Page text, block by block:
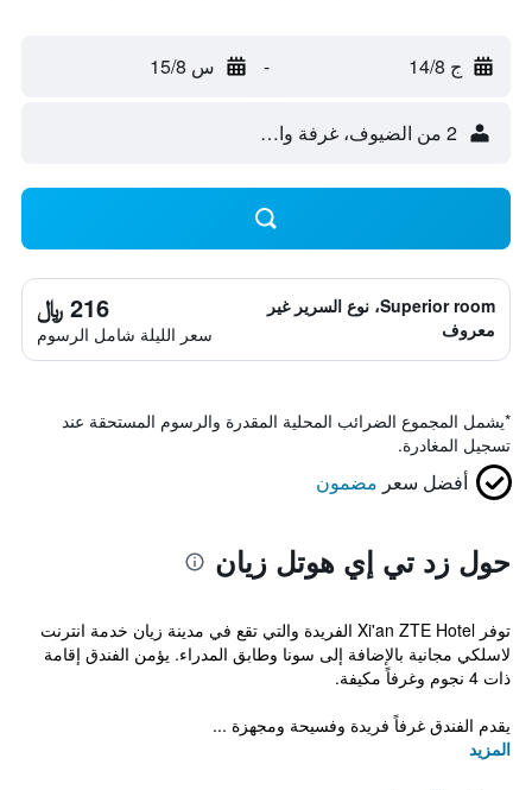
ج 14/8 - س 15/8
2 من الضيوف، غرفة واحدة
Superior room، نوع السرير غير
معروف
216 ﷼
سعر الليلة شامل الرسوم
*يشمل المجموع الضرائب المحلية المقدرة والرسوم المستحقة عند
تسجيل المغادرة.
أفضل سعر مضمون
حول زد تي إي هوتل زيان
توفر Xi'an ZTE Hotel الفريدة والتي تقع في مدينة زيان خدمة انترنت
لاسلكي مجانية بالإضافة إلى سونا وطابق المدراء. يؤمن الفندق إقامة
ذات 4 نجوم وغرفاً مكيفة.
يقدم الفندق غرفاً فريدة وفسيحة ومجهزة ...
المزيد